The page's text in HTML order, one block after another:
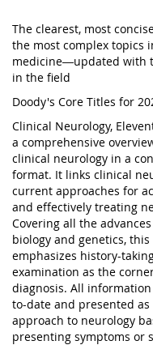
The clearest, most
the most complex topics
medicine―updated with
in the field
Doody's Core Titles for
Clinical Neurology,
a comprehensive
clinical neurology in a
format. It links clinical
current approaches for
and effectively treating
Covering all the
biology and genetics,
emphasizes history-
examination as the
diagnosis. All
to-date and presented
approach to neurology
presenting symptoms or